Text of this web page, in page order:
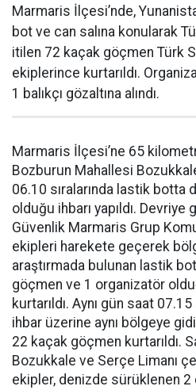
Marmaris İlçesi’nde,
bot ve can salına konularak
itilen 72 kaçak göçmen Türk
ekiplerince kurtarıldı.
1 balıkçı gözaltına alındı.
Marmaris İlçesi’ne 65
Bozburun Mahallesi
06.10 sıralarında lastik botta
olduğu ihbarı yapıldı. Devriye
Güvenlik Marmaris Grup
ekipleri harekete geçerek
araştırmada bulunan lastik
göçmen ve 1 organizatör
kurtarıldı. Aynı gün saat
ihbar üzerine aynı bölgeye
22 kaçak göçmen kurtarıldı.
Bozukkale ve Serçe Limanı
ekipler, denizde sürüklenen 2